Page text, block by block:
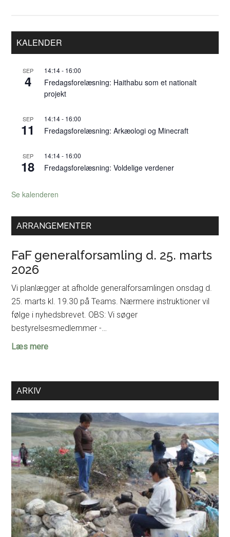
d.
Primær
Sidebar
KALENDER
SEP
4
14:14- 16:00
Fredagsforelæsning: Haithabu som et nationalt
projekt
SEP
11
14:14- 16:00
Fredagsforelæsning: Arkæologi og Minecraft
SEP
18
14:14- 16:00
Fredagsforelæsning: Voldelige verdener
Se kalenderen
ARRANGEMENTER
FaF generalforsamling d. 25. marts
2026
Vi planlægger at afholde generalforsamlingen onsdag d.
25. marts kl. 19.30 på Teams. Nærmere instruktioner vil
følge i nyhedsbrevet. OBS: Vi søger
bestyrelsesmedlemmer -…
Læs mereFaF
marts
2026
ARKIV